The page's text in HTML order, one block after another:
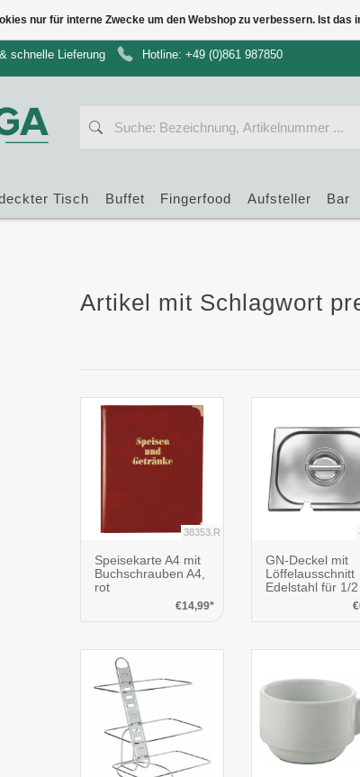
schnelle Lieferung Hotline: +49 (0)861 987850
Tisch Buffet Fingerfood Aufsteller Bar
Artikel mit Schlagwort
38353.R
Speisekarte A4 mit
Buchschrauben A4,
rot
€14,99*
GN-Deckel mit
Löffelausschnitt
Edelstahl für 1/2
nur für interne Zwecke um den Webshop zu verbessern. Ist das